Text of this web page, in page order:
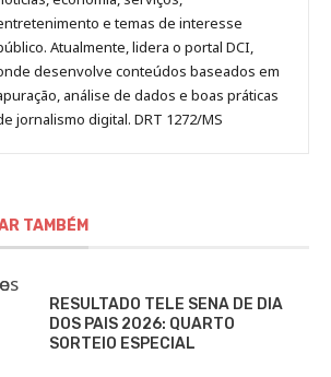
e temas de interesse
Atualmente, lidera o portal DCI,
desenvolve conteúdos baseados em
análise de dados e boas práticas
jornalismo digital. DRT 1272/MS
TAMBÉM
RESULTADO TELE SENA DE DIA
DOS PAIS 2026: QUARTO
SORTEIO ESPECIAL